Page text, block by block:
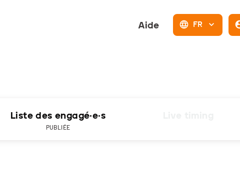
Aide FR
Liste des engagé·e·s
PUBLIÉE